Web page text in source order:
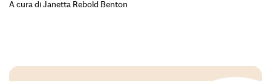
A cura di Janetta Rebold Benton